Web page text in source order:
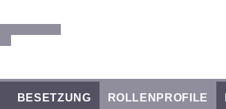
BESETZUNG ROLLENPROFILE